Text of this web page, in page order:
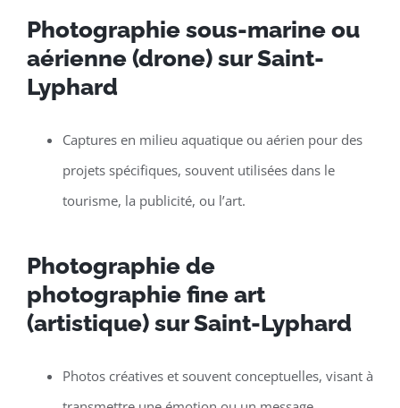
Photographie sous-marine ou
aérienne (drone) sur Saint-
Lyphard
Captures en milieu aquatique ou aérien pour des
projets spécifiques, souvent utilisées dans le
tourisme, la publicité, ou l’art.
Photographie de
photographie fine art
(artistique) sur Saint-Lyphard
Photos créatives et souvent conceptuelles, visant à